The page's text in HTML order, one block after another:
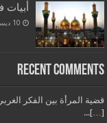
أبيات
10 ديسمبر,2017
Recent Comments
قضية المرأة بين الفكر
[…]...